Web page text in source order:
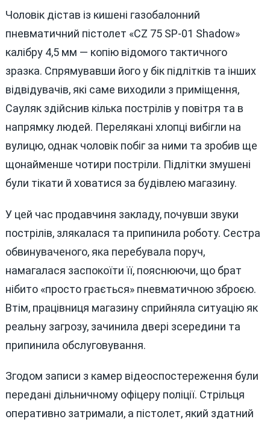
Чоловік дістав із кишені газобалонний
пневматичний пістолет «CZ 75 SP-01 Shadow»
калібру 4,5 мм — копію відомого тактичного
зразка. Спрямувавши його у бік підлітків та інших
відвідувачів, які саме виходили з приміщення,
Сауляк здійснив кілька пострілів у повітря та в
напрямку людей. Перелякані хлопці вибігли на
вулицю, однак чоловік побіг за ними та зробив ще
щонайменше чотири постріли. Підлітки змушені
були тікати й ховатися за будівлею магазину.
У цей час продавчиня закладу, почувши звуки
пострілів, злякалася та припинила роботу. Сестра
обвинуваченого, яка перебувала поруч,
намагалася заспокоїти її, пояснюючи, що брат
нібито «просто грається» пневматичною зброєю.
Втім, працівниця магазину сприйняла ситуацію як
реальну загрозу, зачинила двері зсередини та
припинила обслуговування.
Згодом записи з камер відеоспостереження були
передані дільничному офіцеру поліції. Стрільця
оперативно затримали, а пістолет, який здатний